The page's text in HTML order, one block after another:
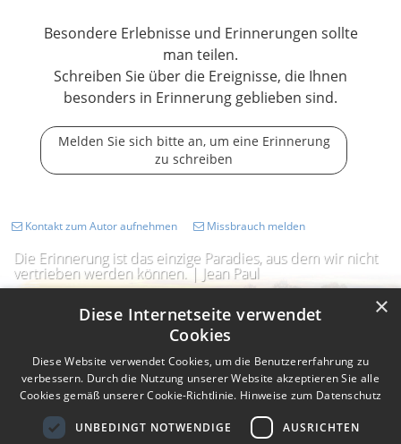
Besondere Erlebnisse und Erinnerungen sollte
man teilen.
Schreiben Sie über die Ereignisse, die Ihnen
besonders in Erinnerung geblieben sind.
Melden Sie sich bitte an, um eine Erinnerung
zu schreiben
Die Erinnerung ist das einzige Paradies, aus dem wir nicht
vertrieben werden können. | Jean Paul
Kontakt zum Autor aufnehmen Missbrauch melden
×
Diese Internetseite verwendet
Cookies
Diese Website verwendet Cookies, um die Benutzererfahrung zu
verbessern. Durch die Nutzung unserer Website akzeptieren Sie alle
Cookies gemäß unserer Cookie-Richtlinie. Hinweise zum Datenschutz
UNBEDINGT NOTWENDIGE AUSRICHTEN